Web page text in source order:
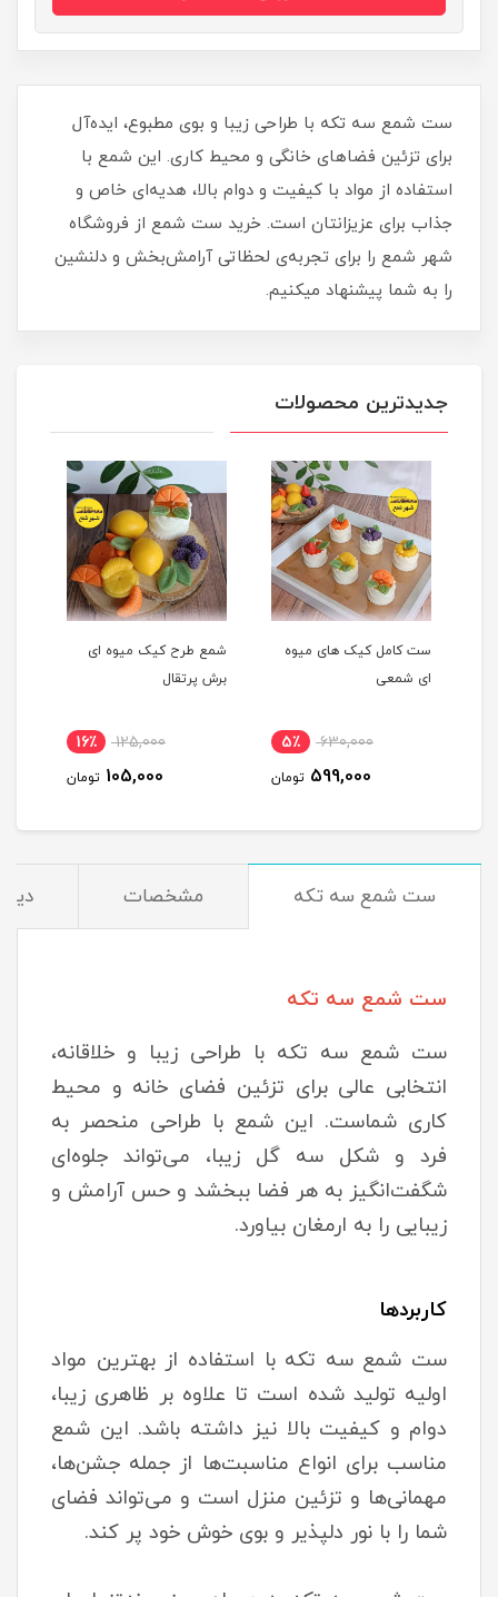
ست شمع سه تکه با طراحی زیبا و بوی مطبوع، ایده‌آل
برای تزئین فضاهای خانگی و محیط کاری. این شمع با
استفاده از مواد با کیفیت و دوام بالا، هدیه‌ای خاص و
جذاب برای عزیزانتان است. خرید ست شمع از فروشگاه
شهر شمع را برای تجربه‌ی لحظاتی آرامش‌بخش و دلنشین
را به شما پیشنهاد میکنیم.
جدیدترین محصولات
ست کامل کیک های میوه
ای شمعی
630,000 5٪
599,000 تومان
شمع طرح کیک میوه ای
برش پرتقال
125,000 16٪
105,000 تومان
ست شمع سه تکه مشخصات
ست شمع سه تکه
ست شمع سه تکه با طراحی زیبا و خلاقانه،
انتخابی عالی برای تزئین فضای خانه و محیط
کاری شماست. این شمع با طراحی منحصر به
فرد و شکل سه گل زیبا، می‌تواند جلوه‌ای
شگفت‌انگیز به هر فضا ببخشد و حس آرامش و
زیبایی را به ارمغان بیاورد.
کاربردها
ست شمع سه تکه با استفاده از بهترین مواد
اولیه تولید شده است تا علاوه بر ظاهری زیبا،
دوام و کیفیت بالا نیز داشته باشد. این شمع
مناسب برای انواع مناسبت‌ها از جمله جشن‌ها،
مهمانی‌ها و تزئین منزل است و می‌تواند فضای
شما را با نور دلپذیر و بوی خوش خود پر کند.